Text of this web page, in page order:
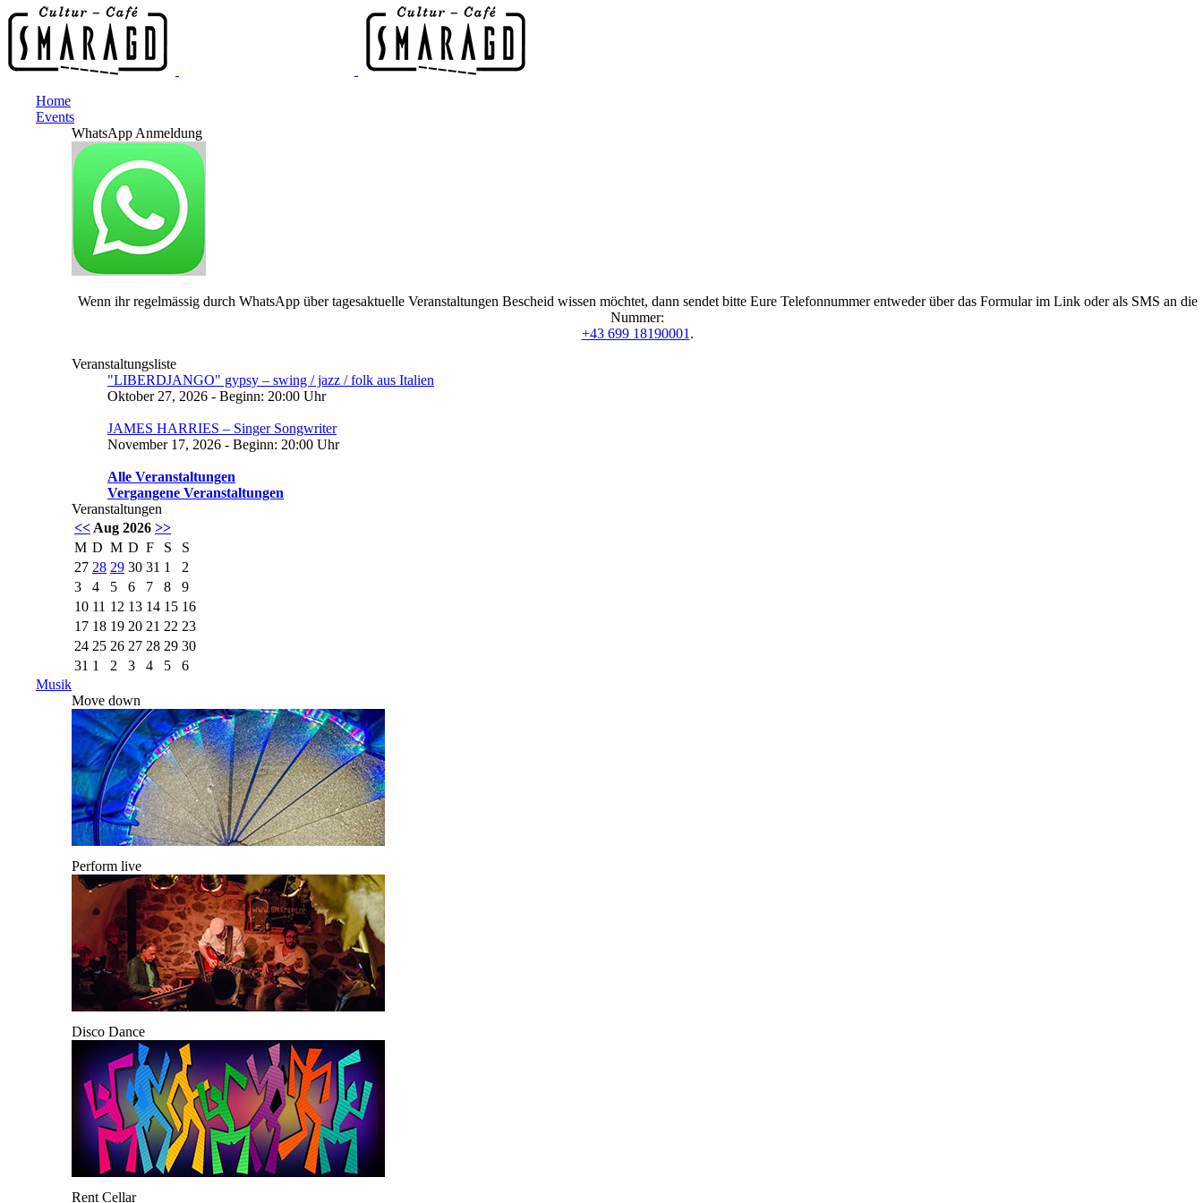
Home
Events
WhatsApp Anmeldung
Wenn ihr regelmässig durch WhatsApp über tagesaktuelle Veranstaltungen Bescheid wissen möchtet, dann sendet bitte Eure Telefonnummer entweder über das Formular im Link oder als SMS an die
Nummer:
+43 699 18190001 .
Veranstaltungsliste
"LIBERDJANGO" gypsy – swing / jazz / folk aus Italien
Oktober 27, 2026 - Beginn: 20:00 Uhr
JAMES HARRIES – Singer Songwriter
November 17, 2026 - Beginn: 20:00 Uhr
Alle Veranstaltungen
Vergangene Veranstaltungen
Veranstaltungen
<< Aug 2026 >>
M D M D F S
S
27 28 29 30 31 1
2
3
4 5 6 7 8
9
10 11 12 13 14 15 16
17 18 19 20 21 22 23
24 25 26 27 28 29 30
31 1 2 3 4 5
6
Musik
Move down
Perform live
Disco Dance
Rent Cellar